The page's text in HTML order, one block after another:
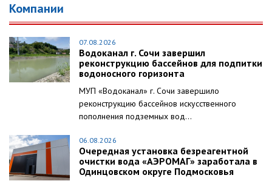
Компании
07.08.2026
Водоканал г. Сочи завершил
реконструкцию бассейнов для подпитки
водоносного горизонта
МУП «Водоканал» г. Сочи завершило
реконструкцию бассейнов искусственного
пополнения подземных вод...
06.08.2026
Очередная установка безреагентной
очистки вода «АЭРОМАГ» заработала в
Одинцовском округе Подмосковья